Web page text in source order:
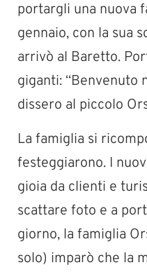
portargli una nuova
gennaio, con la sua
arrivò al Baretto.
giganti: “Benvenuto
dissero al piccolo
La famiglia si
festeggiarono. I
gioia da clienti e
scattare foto e a
giorno, la famiglia
solo) imparò che la